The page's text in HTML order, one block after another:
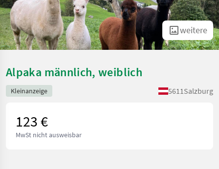
weitere
Alpaka männlich, weiblich
Kleinanzeige 5611Salzburg
123 €
MwSt nicht ausweisbar